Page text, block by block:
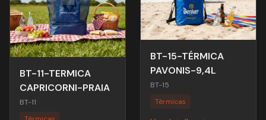
BT-11-TERMICA
CAPRICORNI-PRAIA
BT-11
BT-15-TÉRMICA
PAVONIS-9,4L
BT-15
Térmicas